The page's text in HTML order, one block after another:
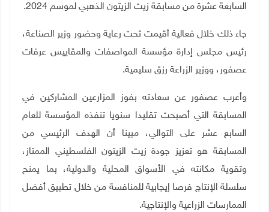
السابعة عشرة من مسابقة زيت الزيتون الذهبي لموسم 2024
.
جاء ذلك خلال فعالية أقيمت تحت رعاية وحضور وزير الصناعة،
رئيس مجلس إدارة مؤسسة المواصفات والمقاييس عرفات
عصفور، ووزير الزراعة رزق سليمية.
وأعرب عصفور عن سعادته بفوز المزارعين المشاركين في
المسابقة التي أصبحت تقليدا سنويا تنفذه المؤسسة للعام
السابع عشر على التوالي، مبينا أن الهدف الرئيسي من
المسابقة هو تعزيز جودة زيت الزيتون الفلسطيني الممتاز،
وتقوية مكانته في الأسواق المحلية والدولية، بما يمنح
سلسلة الإنتاج فرصا إيجابية للمنافسة من خلال تطبيق أفضل
الممارسات الزراعية والإنتاجية.